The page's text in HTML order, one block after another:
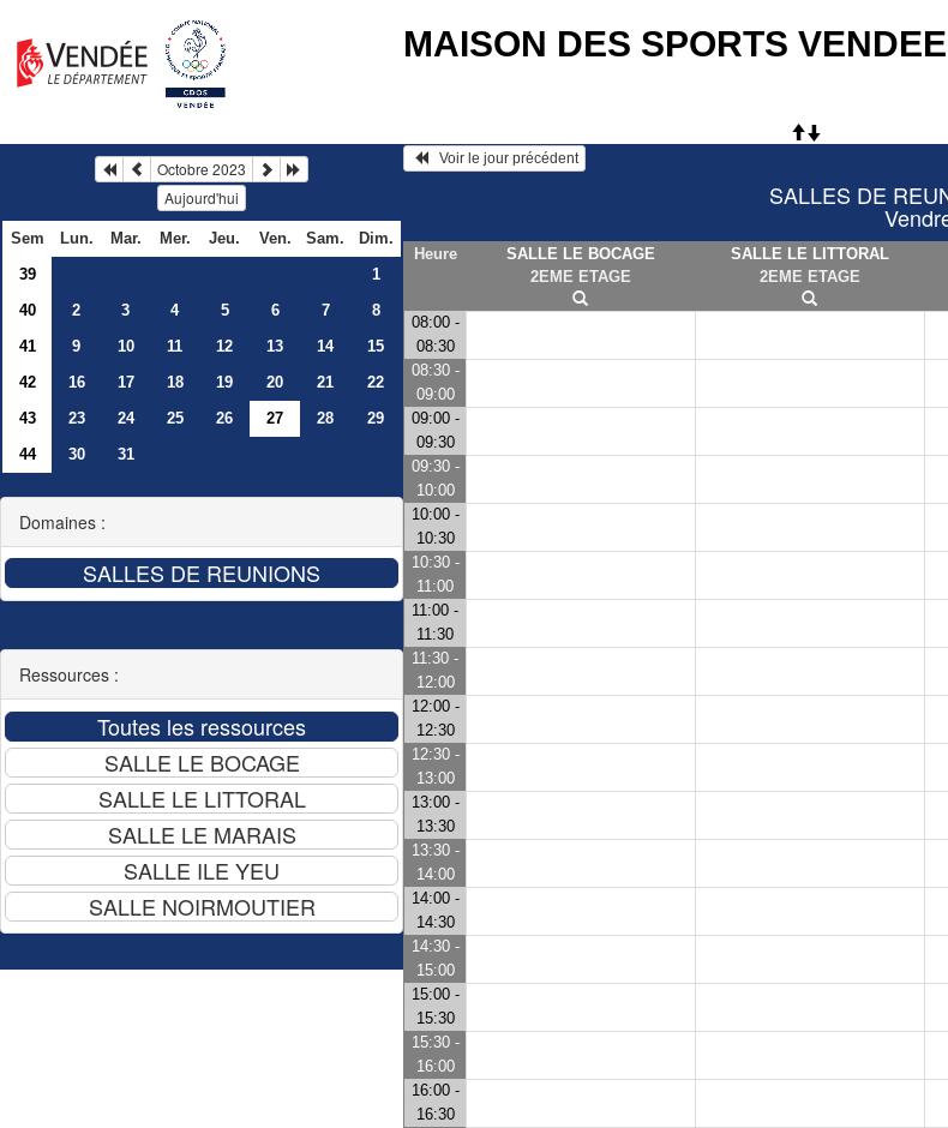
MAISON DES SPORTS VENDEE
Octobre 2023
Aujourd'hui
Sem Lun. Mar. Mer. Jeu. Ven. Sam.
Dim.
39
1
40
2 3 4 5 6 7
8
41
9 10 11 12 13 14
15
42
16 17 18 19 20 21
22
43
23 24 25 26 27 28
29
44
30 31
Domaines :
Ressources :
   Voir le jour précédent
SALLES DE
Heure
SALLE LE BOCAGE
2EME ETAGE
SALLE LE LITTORAL
2EME ETAGE
08:00 -
08:30
08:30 -
09:00
09:00 -
09:30
09:30 -
10:00
10:00 -
10:30
10:30 -
11:00
11:00 -
11:30
11:30 -
12:00
12:00 -
12:30
12:30 -
13:00
13:00 -
13:30
13:30 -
14:00
14:00 -
14:30
14:30 -
15:00
15:00 -
15:30
15:30 -
16:00
16:00 -
16:30